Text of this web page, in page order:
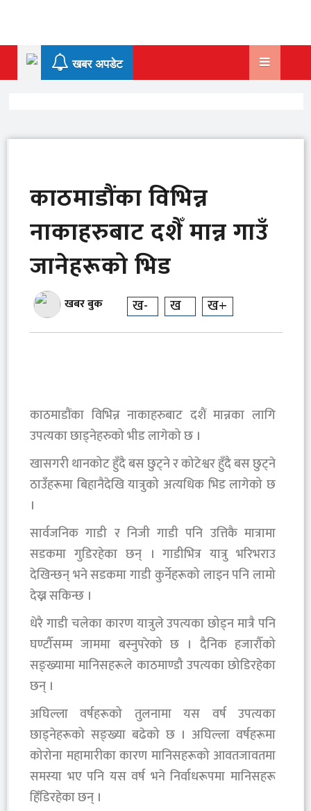
content
खबर अपडेट
काठमाडौंका विभिन्न
नाकाहरुबाट दशैँ मान्न गाउँ
जानेहरूको भिड
खबर बुक ख- ख ख+
काठमाडौंका विभिन्न नाकाहरुबाट दशैं मान्नका लागि
उपत्यका छाड्नेहरुको भीड लागेको छ ।
खासगरी थानकोट हुँदै बस छुट्ने र कोटेश्वर हुँदै बस छुट्ने
ठाउँहरूमा बिहानैदेखि यात्रुको अत्यधिक भिड लागेको छ
।
सार्वजनिक गाडी र निजी गाडी पनि उत्तिकै मात्रामा
सडकमा गुडिरहेका छन् । गाडीभित्र यात्रु भरिभराउ
देखिन्छन् भने सडकमा गाडी कुर्नेहरूको लाइन पनि लामो
देख्न सकिन्छ ।
धेरै गाडी चलेका कारण यात्रुले उपत्यका छोड्न मात्रै पनि
घण्टौँसम्म जाममा बस्नुपरेको छ । दैनिक हजारौँको
सङ्ख्यामा मानिसहरूले काठमाण्डौ उपत्यका छोडिरहेका
छन् ।
अघिल्ला वर्षहरूको तुलनामा यस वर्ष उपत्यका
छाड्नेहरूको सङ्ख्या बढेको छ । अघिल्ला वर्षहरूमा
कोरोना महामारीका कारण मानिसहरूको आवतजावतमा
समस्या भए पनि यस वर्ष भने निर्वाधरूपमा मानिसहरू
हिँडिरहेका छन् ।